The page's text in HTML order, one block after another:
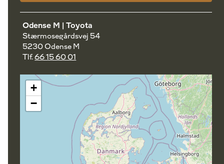
Odense M | Toyota
Stærmosegårdsvej 54
5230 Odense M
Tlf.66 15 60 01